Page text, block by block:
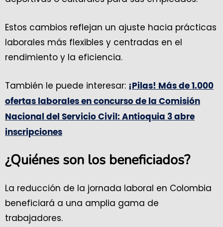
Estos cambios reflejan un ajuste hacia prácticas
laborales más flexibles y centradas en el
rendimiento y la eficiencia.
También le puede interesar: ¡Pilas! Más de 1.000
ofertas laborales en concurso de la Comisión
Nacional del Servicio Civil: Antioquia 3 abre
inscripciones
¿Quiénes son los beneficiados?
La reducción de la jornada laboral en Colombia
beneficiará a una amplia gama de
trabajadores.